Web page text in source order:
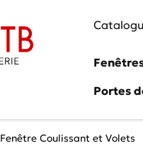
Portes
Fenêtre Coulissant et Volets